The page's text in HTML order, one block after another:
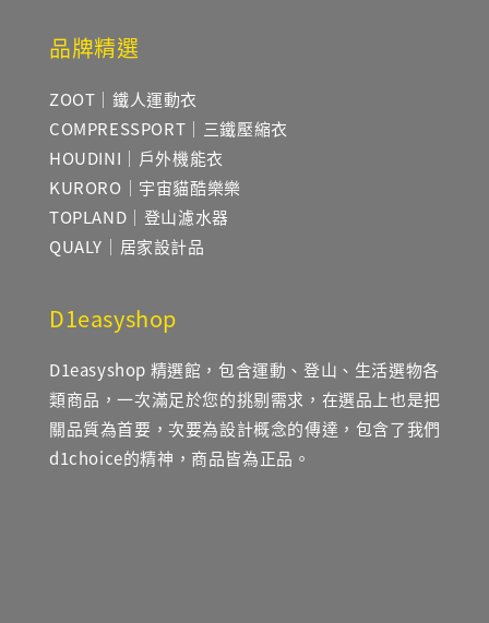
品牌精選
ZOOT｜鐵人運動衣
COMPRESSPORT｜三鐵壓縮衣
HOUDINI｜戶外機能衣
KURORO｜宇宙貓酷樂樂
TOPLAND｜登山濾水器
QUALY｜居家設計品
D1easyshop
D1easyshop 精選館，包含運動、登山、生活選物各
類商品，一次滿足於您的挑剔需求，在選品上也是把
關品質為首要，次要為設計概念的傳達，包含了我們
d1choice的精神，商品皆為正品。